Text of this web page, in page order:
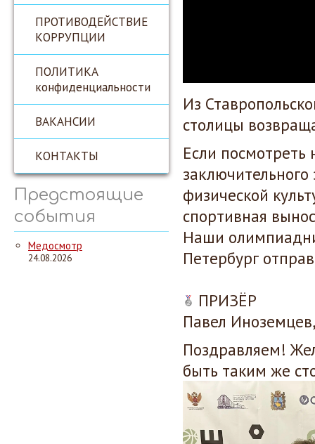
ПРОТИВОДЕЙСТВИЕ
КОРРУПЦИИ
ПОЛИТИКА
конфиденциальности
ВАКАНСИИ
КОНТАКТЫ
Предстоящие
события
Медосмотр
24.08.2026
Из
столицы
Если
физической
спортивная
Наши
Петербург
ПРИЗЁР
Павел
Поздравляем!
быть таким же